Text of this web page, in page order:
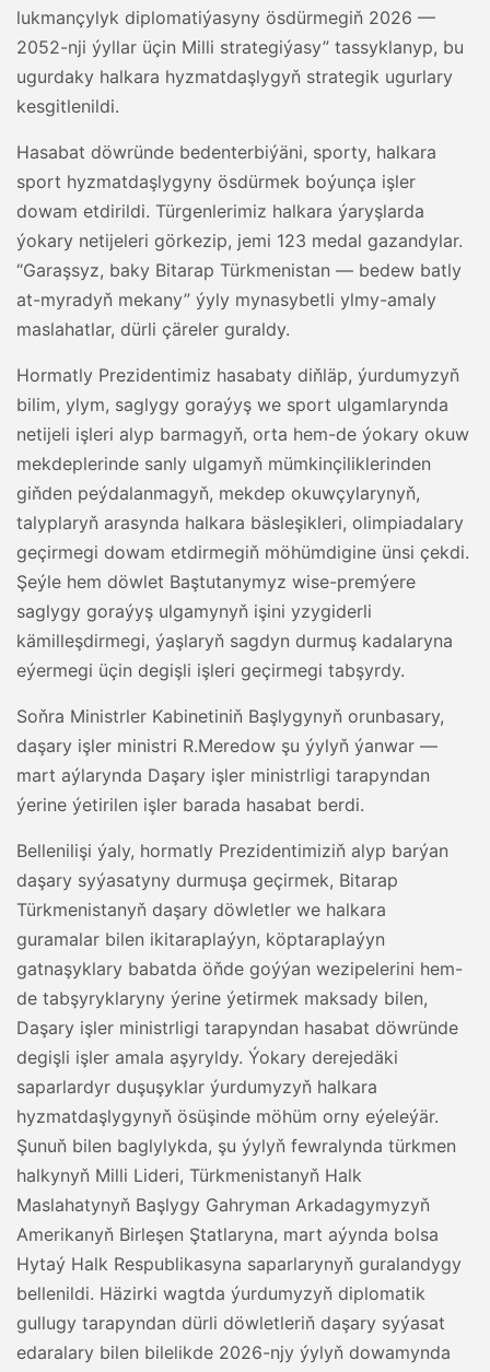
lukmançylyk diplomatiýasyny ösdürmegiň 2026 —
2052-nji ýyllar üçin Milli strategiýasy” tassyklanyp, bu
ugurdaky halkara hyzmatdaşlygyň strategik ugurlary
kesgitlenildi.
Hasabat döwründe bedenterbiýäni, sporty, halkara
sport hyzmatdaşlygyny ösdürmek boýunça işler
dowam etdirildi. Türgenlerimiz halkara ýaryşlarda
ýokary netijeleri görkezip, jemi 123 medal gazandylar.
“Garaşsyz, baky Bitarap Türkmenistan — bedew batly
at-myradyň mekany” ýyly mynasybetli ylmy-amaly
maslahatlar, dürli çäreler guraldy.
Hormatly Prezidentimiz hasabaty diňläp, ýurdumyzyň
bilim, ylym, saglygy goraýyş we sport ulgamlarynda
netijeli işleri alyp barmagyň, orta hem-de ýokary okuw
mekdeplerinde sanly ulgamyň mümkinçiliklerinden
giňden peýdalanmagyň, mekdep okuwçylarynyň,
talyplaryň arasynda halkara bäsleşikleri, olimpiadalary
geçirmegi dowam etdirmegiň möhümdigine ünsi çekdi.
Şeýle hem döwlet Baştutanymyz wise-premýere
saglygy goraýyş ulgamynyň işini yzygiderli
kämilleşdirmegi, ýaşlaryň sagdyn durmuş kadalaryna
eýermegi üçin degişli işleri geçirmegi tabşyrdy.
Soňra Ministrler Kabinetiniň Başlygynyň orunbasary,
daşary işler ministri R.Meredow şu ýylyň ýanwar —
mart aýlarynda Daşary işler ministrligi tarapyndan
ýerine ýetirilen işler barada hasabat berdi.
Bellenilişi ýaly, hormatly Prezidentimiziň alyp barýan
daşary syýasatyny durmuşa geçirmek, Bitarap
Türkmenistanyň daşary döwletler we halkara
guramalar bilen ikitaraplaýyn, köptaraplaýyn
gatnaşyklary babatda öňde goýýan wezipelerini hem-
de tabşyryklaryny ýerine ýetirmek maksady bilen,
Daşary işler ministrligi tarapyndan hasabat döwründe
degişli işler amala aşyryldy. Ýokary derejedäki
saparlardyr duşuşyklar ýurdumyzyň halkara
hyzmatdaşlygynyň ösüşinde möhüm orny eýeleýär.
Şunuň bilen baglylykda, şu ýylyň fewralynda türkmen
halkynyň Milli Lideri, Türkmenistanyň Halk
Maslahatynyň Başlygy Gahryman Arkadagymyzyň
Amerikanyň Birleşen Ştatlaryna, mart aýynda bolsa
Hytaý Halk Respublikasyna saparlarynyň guralandygy
bellenildi. Häzirki wagtda ýurdumyzyň diplomatik
gullugy tarapyndan dürli döwletleriň daşary syýasat
edaralary bilen bilelikde 2026-njy ýylyň dowamynda